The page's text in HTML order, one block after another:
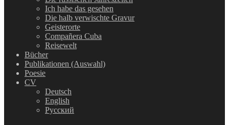
Ich habe das gesehen
Die halb verwischte Gravur
Geisterorte
Compañera Cuba
Reisewelt
Bücher
Publikationen (Auswahl)
Poesie
CV
Deutsch
English
Русский